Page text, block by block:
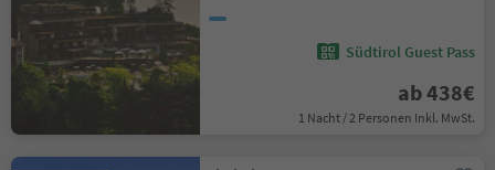
Südtirol Guest Pass
ab 438€
1 Nacht / 2 Personen Inkl. MwSt.